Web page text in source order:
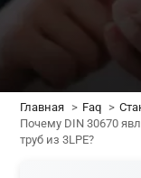
Главная Faq
Почему DIN 30670
труб из 3LPE?